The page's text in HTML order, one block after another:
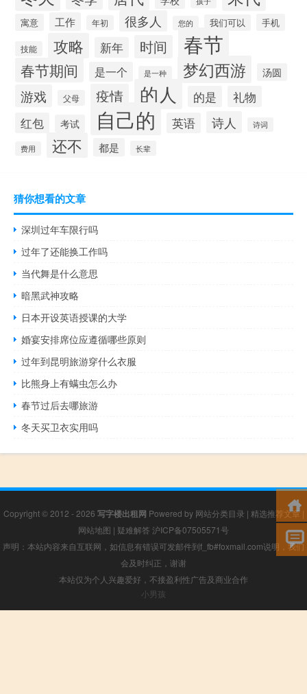
寓意 工作 年初 很多人 您的 我们可以 手机
技能 攻略 新年 时间 春节
春节期间 是一个 是一种 梦幻西游 汤圆
游戏 父母 疫情 的人 的是 礼物
红包 考试 自己的 英语 诗人 诗词
费用 还不 都是 长辈
猜你想看的文章
深圳过年车限行吗
过年了还能换工作吗
当代舞是什么意思
暗黑武神攻略
日本开设英语授课的大学
婚宴安排席位应遵循哪些原则
过年到昆明旅游穿什么衣服
比熊身上有螨虫怎么办
春节过后去哪旅游
冬天买卫衣实用吗
Copyright © 2012 - 2026 写字楼出租网 Powered by 网站分类目录 | 精选推荐文章|
网站地图 | 疑难解答 沪ICP备07505571号
声明：本站内容来自互联网，如信息有错误可发邮件到f_fb#foxmail.com说明，我们
会及时纠正，谢谢
本站仅为个人兴趣爱好，不接盈利性广告及商业合作
小男孩